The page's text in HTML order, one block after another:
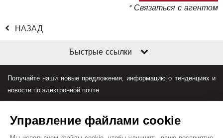
* Связаться с агентом
НАЗАД
Быстрые ссылки
Получайте наши новые предложения, информацию о тенденциях и
новости по электронной почте
Управление файлами cookie